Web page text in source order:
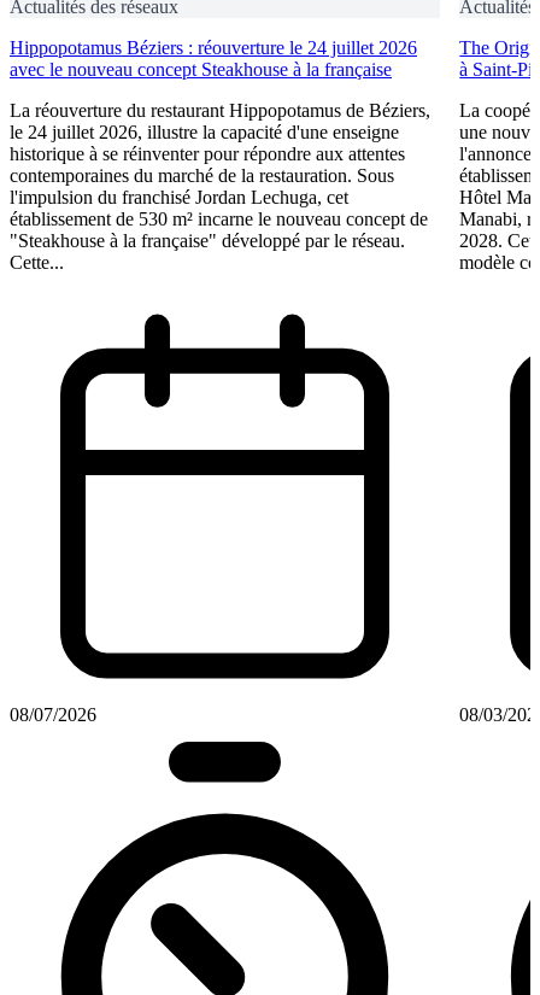
Actualités des réseaux
Hippopotamus Béziers : réouverture le 24 juillet 2026
avec le nouveau concept Steakhouse à la française
La réouverture du restaurant Hippopotamus de Béziers,
le 24 juillet 2026, illustre la capacité d'une enseigne
historique à se réinventer pour répondre aux attentes
contemporaines du marché de la restauration. Sous
l'impulsion du franchisé Jordan Lechuga, cet
établissement de 530 m² incarne le nouveau concept de
"Steakhouse à la française" développé par le réseau.
Cette...
08/07/2026
Actualités
The
à Saint-
La
une
l'annonce
Hôtel
Manabi,
2028.
modèle
08/03/